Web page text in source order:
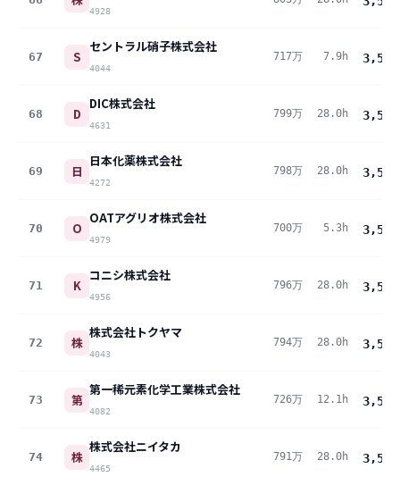
4928
67 S
セントラル硝子株式会社
4044
717万 7.9h 3,556
68 D
DIC株式会社
4631
799万 28.0h 3,542
69 日
日本化薬株式会社
4272
798万 28.0h 3,535
70 O
OATアグリオ株式会社
4979
700万 5.3h 3,529
71 K
コニシ株式会社
4956
796万 28.0h 3,528
72 株
株式会社トクヤマ
4043
794万 28.0h 3,520
73 第
第一稀元素化学工業株式会社
4082
726万 12.1h 3,516
74 株
株式会社ニイタカ
4465
791万 28.0h 3,508